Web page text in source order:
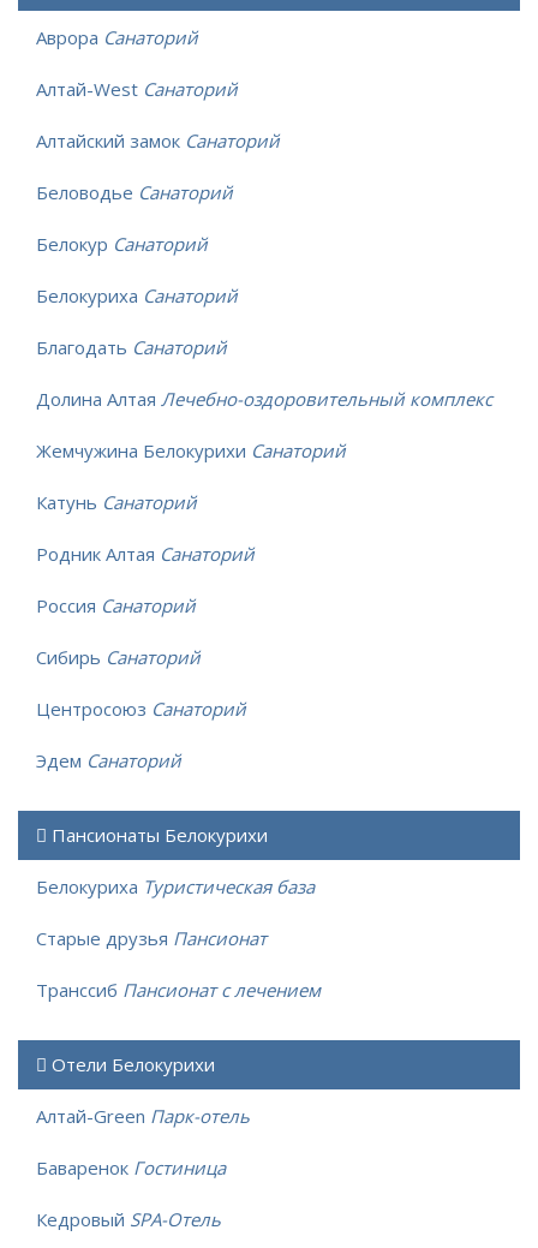
Аврора Санаторий
Алтай-West Санаторий
Алтайский замок Санаторий
Беловодье Санаторий
Белокур Санаторий
Белокуриха Санаторий
Благодать Санаторий
Долина Алтая Лечебно-оздоровительный комплекс
Жемчужина Белокурихи Санаторий
Катунь Санаторий
Родник Алтая Санаторий
Россия Санаторий
Сибирь Санаторий
Центросоюз Санаторий
Эдем Санаторий
Пансионаты Белокурихи
Белокуриха Туристическая база
Старые друзья Пансионат
Транссиб Пансионат с лечением
Отели Белокурихи
Алтай-Green Парк-отель
Баваренок Гостиница
Кедровый SPA-Отель